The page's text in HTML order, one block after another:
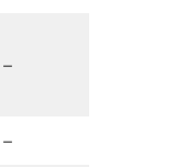
–
–